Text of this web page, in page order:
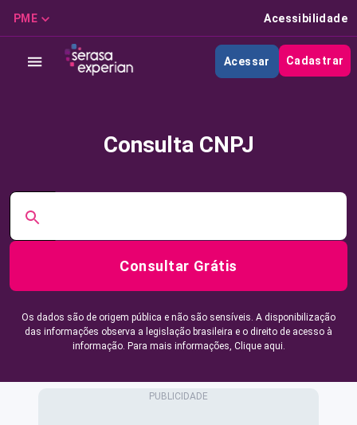
PME Acessibilidade
Acessar Cadastrar
Consulta CNPJ
Consultar Grátis
Os dados são de origem pública e não são sensíveis. A disponibilização
das informações observa a legislação brasileira e o direito de acesso à
informação. Para mais informações, Clique aqui.